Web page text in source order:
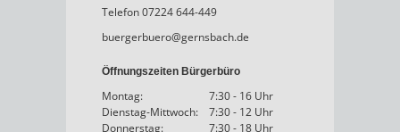
Telefon 07224 644-449
buergerbuero@gernsbach.de
Öffnungszeiten Bürgerbüro
Montag:
7:30 - 16 Uhr
Dienstag-Mittwoch:
7:30 - 12 Uhr
Donnerstag:
7:30 - 18 Uhr